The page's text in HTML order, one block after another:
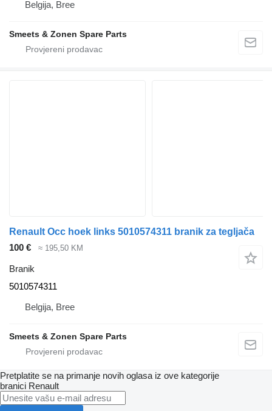
Belgija, Bree
Smeets & Zonen Spare Parts
Renault Occ hoek links 5010574311 branik za tegljača
100 €
≈ 195,50 KM
Branik
5010574311
Belgija, Bree
Smeets & Zonen Spare Parts
Pretplatite se na primanje novih oglasa iz ove kategorije
branici Renault